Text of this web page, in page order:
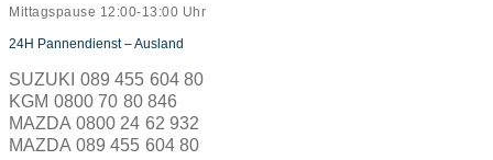
Mittagspause 12:00-13:00 Uhr
24H Pannendienst – Ausland
SUZUKI 089 455 604 80
KGM 0800 70 80 846
MAZDA 0800 24 62 932
MAZDA 089 455 604 80